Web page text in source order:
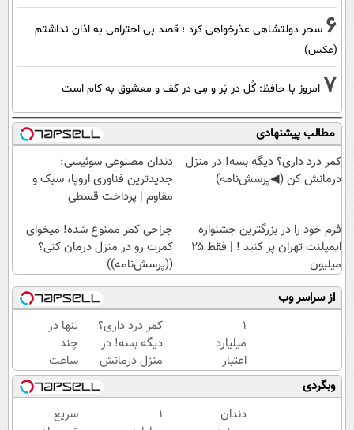
6 سحر دولتشاهی عذرخواهی کرد ؛ قصد بی احترامی به اذان نداشتم
(عکس)
7 امروز با حافظ: گُل در بَر و مِی در کَف و معشوق به کام است
مطالب پیشنهادی
کمر درد داری؟ دیگه بسه! در منزل
درمانش کن (◀پرسش‌نامه)
دندان مصنوعی سوئیسی:
جدیدترین فناوری اروپا، سبک و
مقاوم | پرداخت قسطی
فرم خود را در بزرگترین جشنواره
ایمپلنت تهران پر کنید ! | فقط ۲۵
میلیون
جراحی کمر ممنوع شده! میخوای
کمرت رو در منزل درمان کنی؟
((پرسش‌نامه))
از سراسر وب
۱
میلیارد
اعتبار
خرید
طلا |
بدون
کمر درد داری؟
دیگه بسه! در
منزل درمانش
کن
(◀پرسش‌نامه)
تنها در
چند
ساعت
و با
یکبار
مراجعه
وبگردی
دندان
۱
سریع